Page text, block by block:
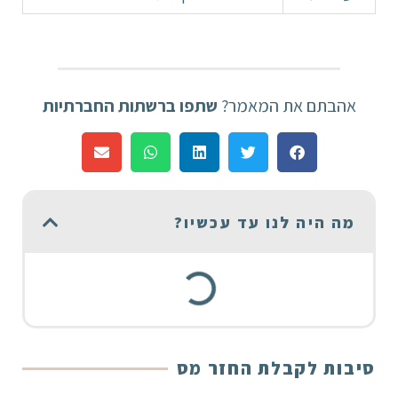
אהבתם את המאמר? שתפו ברשתות החברתיות
מה היה לנו עד עכשיו?
סיבות לקבלת החזר מס